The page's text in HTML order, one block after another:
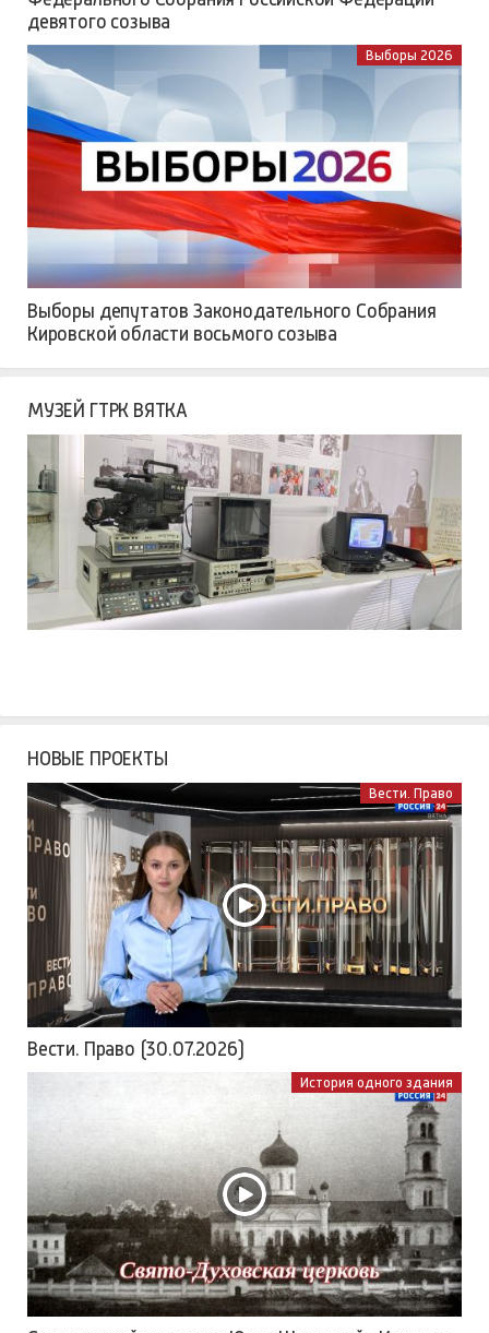
девятого созыва
Выборы 2026
Выборы депутатов Законодательного Собрания
Кировской области восьмого созыва
МУЗЕЙ ГТРК ВЯТКА
НОВЫЕ ПРОЕКТЫ
Вести. Право
Вести. Право (30.07.2026)
История одного здания